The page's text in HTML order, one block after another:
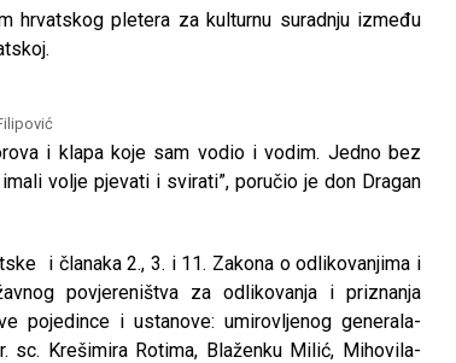
hrvatskog pletera za kulturnu suradnju između
i klapa koje sam vodio i vodim. Jedno bez
volje pjevati i svirati”, poručio je don Dragan
i članaka 2., 3. i 11. Zakona o odlikovanjima i
povjereništva za odlikovanja i priznanja
pojedince i ustanove: umirovljenog generala-
sc. Krešimira Rotima, Blaženku Milić, Mihovila-